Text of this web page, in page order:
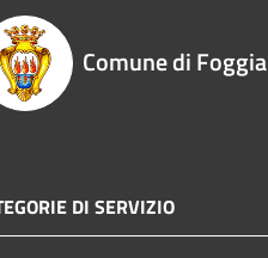
Comune di Foggia
DI SERVIZIO